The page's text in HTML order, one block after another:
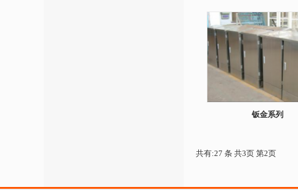
钣金系列
共有:27 条 共3页 第2页